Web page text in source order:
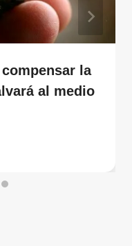
la
al medio